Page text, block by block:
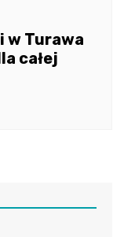
w Turawa
całej